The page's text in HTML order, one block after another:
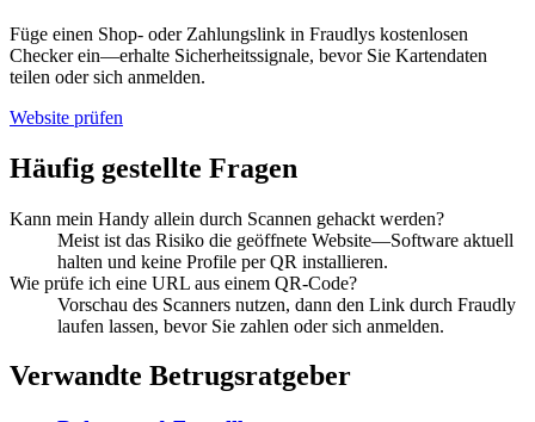
Füge einen Shop- oder Zahlungslink in Fraudlys kostenlosen
Checker ein—erhalte Sicherheitssignale, bevor Sie Kartendaten
teilen oder sich anmelden.
Website prüfen
Häufig gestellte Fragen
Kann mein Handy allein durch Scannen gehackt werden?
Meist ist das Risiko die geöffnete Website—Software aktuell
halten und keine Profile per QR installieren.
Wie prüfe ich eine URL aus einem QR-Code?
Vorschau des Scanners nutzen, dann den Link durch Fraudly
laufen lassen, bevor Sie zahlen oder sich anmelden.
Verwandte Betrugsratgeber